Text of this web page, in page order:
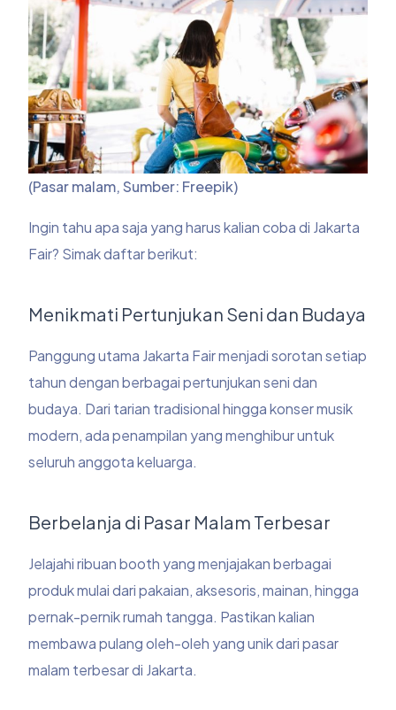
(Pasar malam, Sumber: Freepik)
Ingin tahu apa saja yang harus kalian coba di Jakarta
Fair? Simak daftar berikut:
Menikmati Pertunjukan Seni dan Budaya
Panggung utama Jakarta Fair menjadi sorotan setiap
tahun dengan berbagai pertunjukan seni dan
budaya. Dari tarian tradisional hingga konser musik
modern, ada penampilan yang menghibur untuk
seluruh anggota keluarga.
Berbelanja di Pasar Malam Terbesar
Jelajahi ribuan booth yang menjajakan berbagai
produk mulai dari pakaian, aksesoris, mainan, hingga
pernak-pernik rumah tangga. Pastikan kalian
membawa pulang oleh-oleh yang unik dari pasar
malam terbesar di Jakarta.